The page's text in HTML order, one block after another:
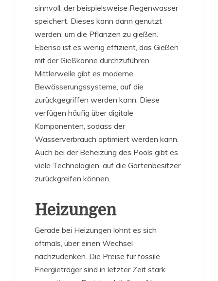
sinnvoll, der beispielsweise Regenwasser
speichert. Dieses kann dann genutzt
werden, um die Pflanzen zu gießen.
Ebenso ist es wenig effizient, das Gießen
mit der Gießkanne durchzuführen.
Mittlerweile gibt es moderne
Bewässerungssysteme, auf die
zurückgegriffen werden kann. Diese
verfügen häufig über digitale
Komponenten, sodass der
Wasserverbrauch optimiert werden kann.
Auch bei der Beheizung des Pools gibt es
viele Technologien, auf die Gartenbesitzer
zurückgreifen können.
Heizungen
Gerade bei Heizungen lohnt es sich
oftmals, über einen Wechsel
nachzudenken. Die Preise für fossile
Energieträger sind in letzter Zeit stark